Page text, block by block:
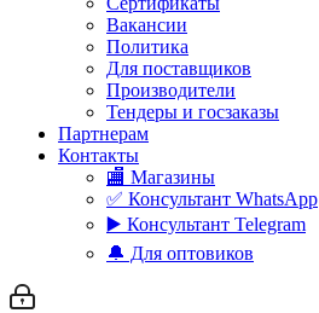
Вакансии
Политика
Для поставщиков
Производители
Тендеры и госзаказы
Партнерам
Контакты
🏬 Магазины
✅️ Консультант WhatsApp
▶️ Консультант Telegram
🔔 Для оптовиков